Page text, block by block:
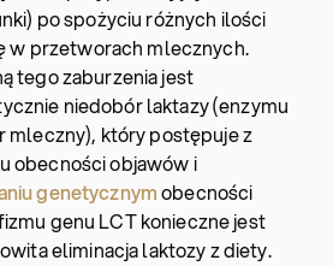
po spożyciu różnych ilości
w przetworach mlecznych.
tego zaburzenia jest
niedobór laktazy (enzymu
mleczny), który postępuje z
obecności objawów i
genetycznymobecności
genu LCT konieczne jest
eliminacja laktozy z diety.